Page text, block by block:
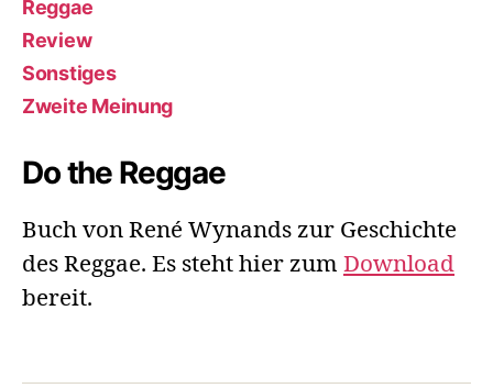
Reggae
Review
Sonstiges
Zweite Meinung
Do the Reggae
Buch von René Wynands zur Geschichte
des Reggae. Es steht hier zum Download
bereit.